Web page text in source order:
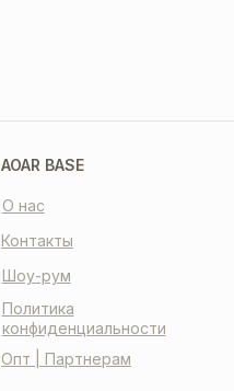
AOAR BASE
О нас
Контакты
Шоу-рум
Политика
конфиденциальности
Опт | Партнерам